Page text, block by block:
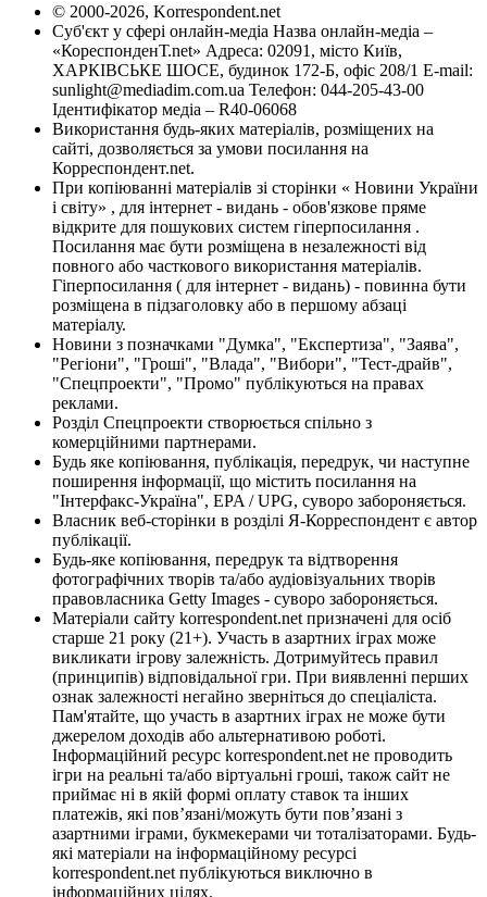
© 2000-2026, Korrespondent.net
Суб'єкт у сфері онлайн-медіа Назва онлайн-медіа –
«КореспонденТ.net» Адреса: 02091, місто Київ,
ХАРКІВСЬКЕ ШОСЕ, будинок 172-Б, офіс 208/1 E-mail:
sunlight@mediadim.com.ua Телефон: 044-205-43-00
Ідентифікатор медіа – R40-06068
Використання будь-яких матеріалів, розміщених на
сайті, дозволяється за умови посилання на
Корреспондент.net.
При копіюванні матеріалів зі сторінки « Новини України
і світу» , для інтернет - видань - обов'язкове пряме
відкрите для пошукових систем гіперпосилання .
Посилання має бути розміщена в незалежності від
повного або часткового використання матеріалів.
Гіперпосилання ( для інтернет - видань) - повинна бути
розміщена в підзаголовку або в першому абзаці
матеріалу.
Новини з позначками "Думка", "Експертиза", "Заява",
"Регіони", "Гроші", "Влада", "Вибори", "Тест-драйв",
"Спецпроекти", "Промо" публікуються на правах
реклами.
Розділ Спецпроекти створюється спільно з
комерційними партнерами.
Будь яке копіювання, публікація, передрук, чи наступне
поширення інформації, що містить посилання на
"Інтерфакс-Україна", EPA / UPG, суворо забороняється.
Власник веб-сторінки в розділі Я-Корреспондент є автор
публікації.
Будь-яке копіювання, передрук та відтворення
фотографічних творів та/або аудіовізуальних творів
правовласника Getty Images - суворо забороняється.
Матеріали сайту korrespondent.net призначені для осіб
старше 21 року (21+). Участь в азартних іграх може
викликати ігрову залежність. Дотримуйтесь правил
(принципів) відповідальної гри. При виявленні перших
ознак залежності негайно зверніться до спеціаліста.
Пам'ятайте, що участь в азартних іграх не може бути
джерелом доходів або альтернативою роботі.
Інформаційний ресурс korrespondent.net не проводить
ігри на реальні та/або віртуальні гроші, також сайт не
приймає ні в якій формі оплату ставок та інших
платежів, які пов’язані/можуть бути пов’язані з
азартними іграми, букмекерами чи тоталізаторами. Будь-
які матеріали на інформаційному ресурсі
korrespondent.net публікуються виключно в
інформаційних цілях.